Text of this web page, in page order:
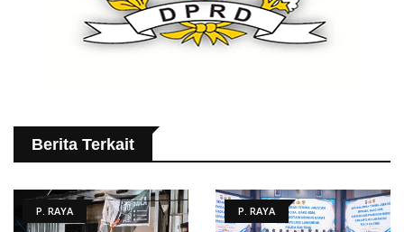
Berita Terkait
P. RAYA P. RAYA